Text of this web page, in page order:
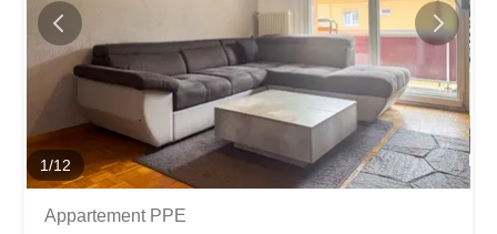
du jour selon leurs envies. L’appartement se compose
comme suit : • Hall d’entrée • Salon lumineux avec accès
au balcon • Cuisine habitable entièrement agencée • 3
chambres à coucher •...
1/12
Appartement PPE